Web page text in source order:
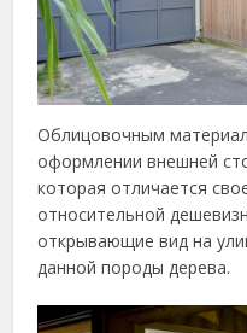
Облицовочным
оформлении внешней
которая отличается
относительной
открывающие вид на
данной породы дерева.